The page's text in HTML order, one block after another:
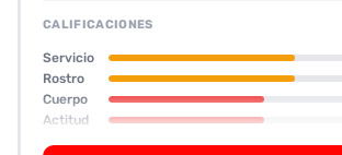
se percibe como “normalito”, valorado a 6.
fue amable y rápido a través de
durante la sesión fue algo genérica y sin
indica el cliente. En cuanto a los servicios,
cumplió con lo acordado: una media hora
luego con preservativo, y varias
CALIFICACIONES
Servicio
Rostro
Cuerpo
Actitud